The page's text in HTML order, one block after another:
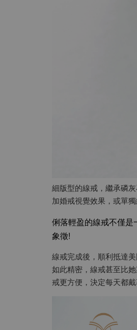
細版型的線戒，繼承磷
加婚戒視覺效果，或單
俐落輕盈的線戒不僅是
象徵!
線戒完成後，順利抵達
如此精密，線戒甚至比
戒更方便，決定每天都